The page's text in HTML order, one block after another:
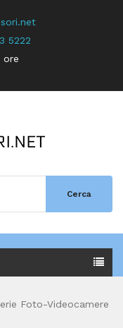
5222
ore
Cerca
Foto-Videocamere